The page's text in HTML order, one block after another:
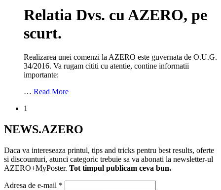
Relatia Dvs. cu AZERO, pe
scurt.
Realizarea unei comenzi la AZERO este guvernata de O.U.G.
34/2016. Va rugam cititi cu atentie, contine informatii
importante:
… Read More
1
NEWS.AZERO
Daca va intereseaza printul, tips and tricks pentru best results, oferte
si discounturi, atunci categoric trebuie sa va abonati la newsletter-ul
AZERO+MyPoster. Tot timpul publicam ceva bun.
Adresa de e-mail *